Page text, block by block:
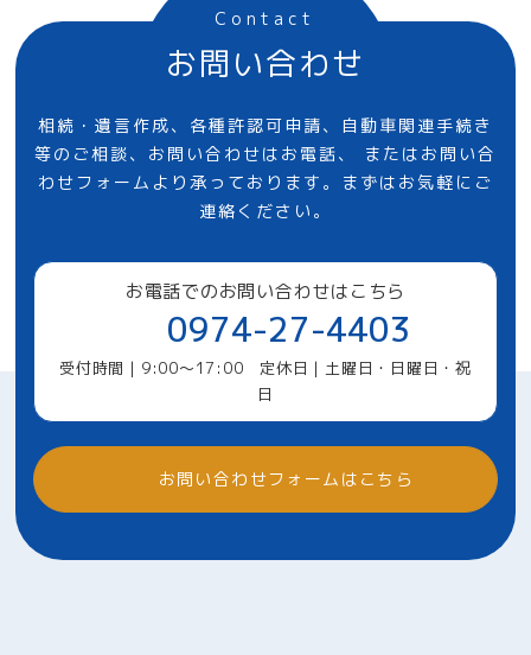
Contact
お問い合わせ
相続・遺言作成、各種許認可申請、自動車関連手続き
等のご相談、お問い合わせはお電話、
またはお問い合
わせフォームより承っております。まずはお気軽にご
連絡ください。
お電話でのお問い合わせはこちら
0974-27-4403
受付時間｜9:00～17:00 定休日｜土曜日・日曜日・祝
日
お問い合わせフォームはこちら